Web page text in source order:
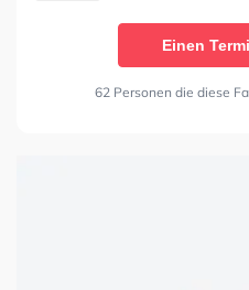
Einen
62 Personen die diese